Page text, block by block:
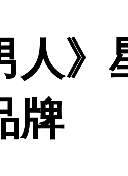
人》
牌